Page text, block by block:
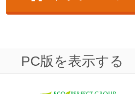
PC版を表示する